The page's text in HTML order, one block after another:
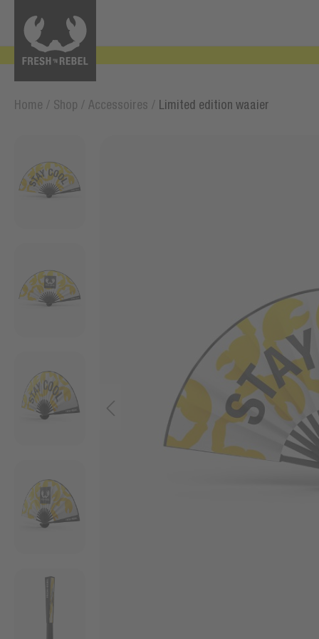
Home / Shop / Accessoires / Limited edition waaier